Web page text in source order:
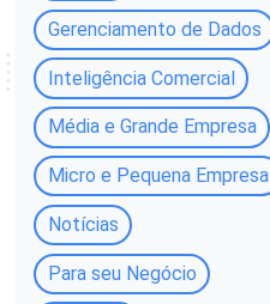
Gerenciamento de Dados
Inteligência Comercial
Média e Grande Empresa
Micro e Pequena Empresa
Notícias
Para seu Negócio